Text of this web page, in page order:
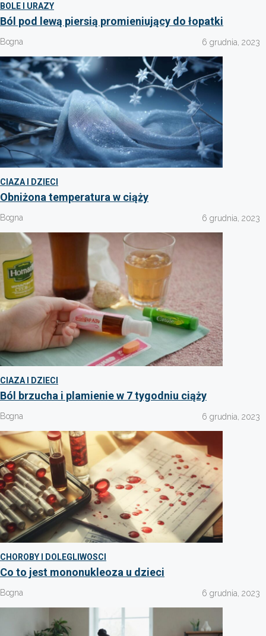
BOLE I URAZY
Ból pod lewą piersią promieniujący do łopatki
Bogna 6 grudnia, 2023
CIAZA I DZIECI
Obniżona temperatura w ciąży
Bogna 6 grudnia, 2023
CIAZA I DZIECI
Ból brzucha i plamienie w 7 tygodniu ciąży
Bogna 6 grudnia, 2023
CHOROBY I DOLEGLIWOSCI
Co to jest mononukleoza u dzieci
Bogna 6 grudnia, 2023